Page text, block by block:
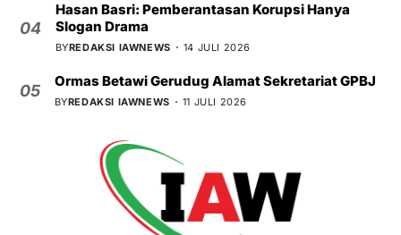
04
Hasan Basri: Pemberantasan Korupsi Hanya
Slogan Drama
BYREDAKSI IAWNEWS 14 JULI 2026
05
Ormas Betawi Gerudug Alamat Sekretariat GPBJ
BYREDAKSI IAWNEWS 11 JULI 2026